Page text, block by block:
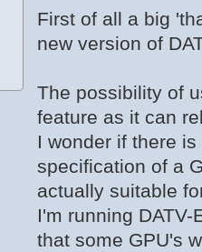
First of all a big
new version of
The possibility of
feature as it can
I wonder if there
specification of a
actually suitable
I'm running
that some GPU's